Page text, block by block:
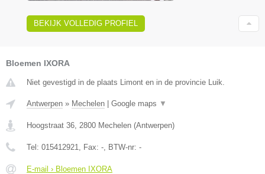
BEKIJK VOLLEDIG PROFIEL
Bloemen IXORA
Niet gevestigd in de plaats Limont en in de provincie Luik.
Antwerpen » Mechelen Google maps ▼
Hoogstraat 36 2800 Mechelen (Antwerpen)
Tel: 015412921 , Fax: - , BTW-nr: -
E-mail › Bloemen IXORA